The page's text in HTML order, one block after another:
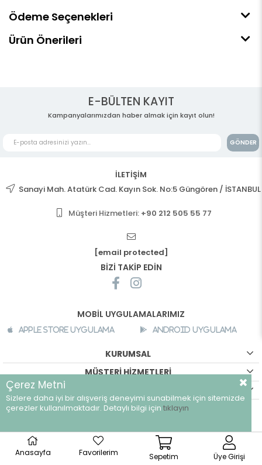
Ödeme Seçenekleri
Ürün Önerileri
E-BÜLTEN KAYIT
Kampanyalarımızdan haber almak için kayıt olun!
GÖNDER
İLETİŞİM
Sanayi Mah. Atatürk Cad. Kayın Sok. No:5 Güngören / İSTANBUL
Müşteri Hizmetleri: +90 212 505 55 77
[email protected]
BİZİ TAKİP EDİN
MOBİL UYGULAMALARIMIZ
Apple Store Uygulama Android Uygulama
KURUMSAL
MÜŞTERİ HİZMETLERİ
©breeze.com.tr - Tüm hakları saklıdır.
Anasayfa Favorilerim Sepetim Üye Girişi
Çerez Metni
Sizlere daha iyi bir alışveriş deneyimi sunabilmek için sitemizde
çerezler kullanılmaktadır. Detaylı bilgi için tıklayın